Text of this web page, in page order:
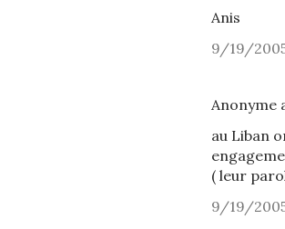
Anis
9/19/2005
Anonyme
au Liban
( leur
9/19/